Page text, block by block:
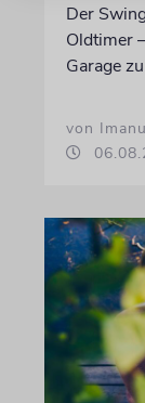
Der
Oldtimer
Garage
von